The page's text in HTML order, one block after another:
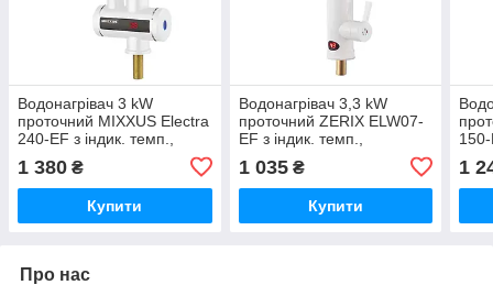
Водонагрівач 3 kW
проточний MIXXUS Electra
240-EF з індик. темп.,
RESET, на мийку (MI2750)
1 380 ₴
Купити
Водонагрівач 3,3 kW
проточний ZERIX ELW07-
EF з індик. темп.,
рефлекторний вилив, на
мийку (ZX4782)
1 035₴
Купити
150-
1
Про нас